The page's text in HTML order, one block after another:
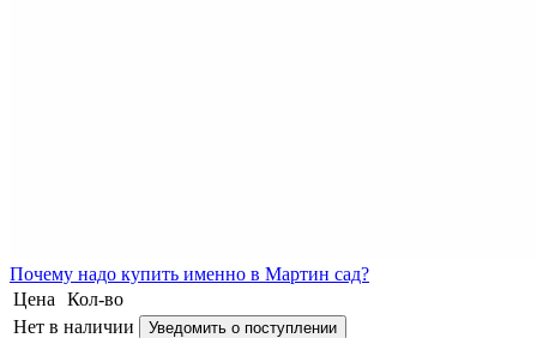
Почему надо купить именно в Мартин сад?
Цена
Кол-во
Нет в наличии
Уведомить о поступлении